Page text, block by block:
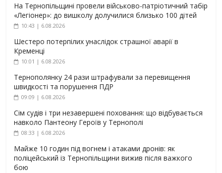
На Тернопільщині провели військово-патріотичний табір
«Легіонер»: до вишколу долучилися близько 100 дітей
10:43 | 6.08.2026
Шестеро потерпілих унаслідок страшної аварії в
Кременці
10:01 | 6.08.2026
Тернополянку 24 рази штрафували за перевищення
швидкості та порушення ПДР
09:09 | 6.08.2026
Сім судів і три незавершені поховання: що відбувається
навколо Пантеону Героїв у Тернополі
08:33 | 6.08.2026
Майже 10 годин під вогнем і атаками дронів: як
поліцейський із Тернопільщини вижив після важкого
бою